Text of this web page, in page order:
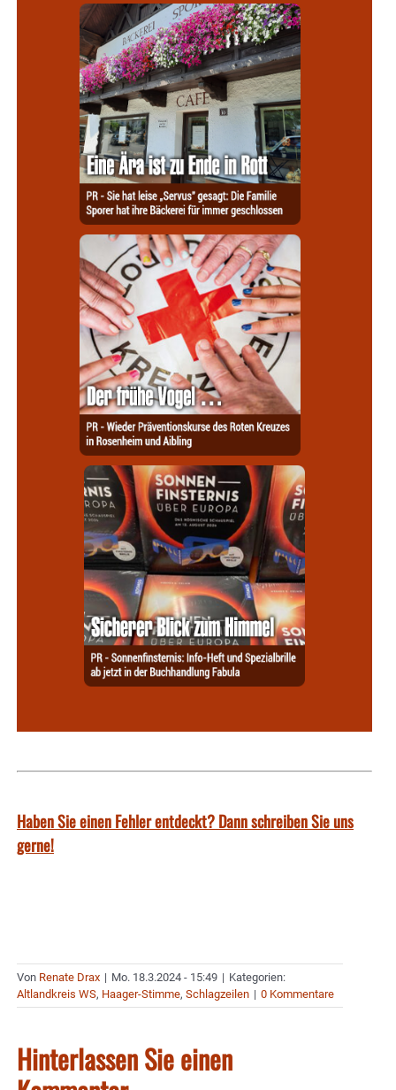
Haben Sie einen Fehler entdeckt? Dann schreiben Sie uns
gerne!
Von Renate Drax | Mo. 18.3.2024 - 15:49 | Kategorien:
Altlandkreis WS, Haager-Stimme, Schlagzeilen | 0 Kommentare
Hinterlassen Sie einen